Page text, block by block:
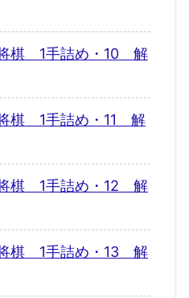
棋 1手詰め・10 解
棋 1手詰め・11 解
棋 1手詰め・12 解
棋 1手詰め・13 解